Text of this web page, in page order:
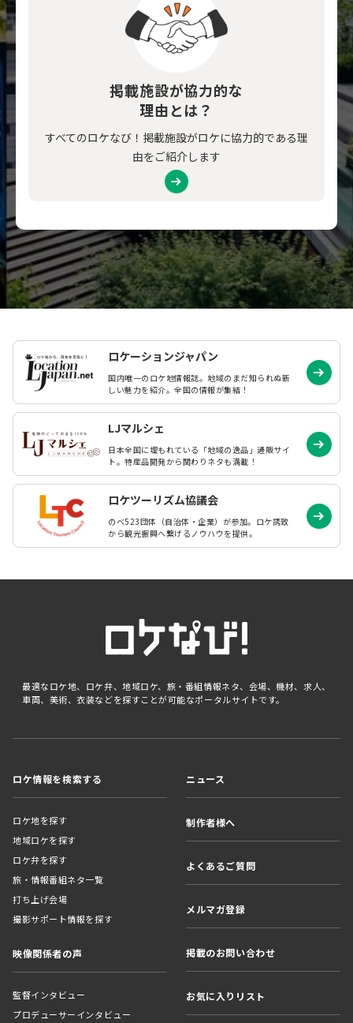
掲載施設が協力的な
理由とは？
すべてのロケなび！掲載施設がロケに協力的である理
由をご紹介します
ロケーションジャパン
国内唯一のロケ地情報誌。地域のまだ知られぬ新
しい魅力を紹介。全国の情報が集結！
LJマルシェ
日本全国に埋もれている「地域の逸品」通販サイ
ト。特産品開発から関わりネタも満載！
ロケツーリズム協議会
のべ523団体（自治体・企業）が参加。ロケ誘致
から観光振興へ繋げるノウハウを提供。
最適なロケ地、ロケ弁、地域ロケ、旅・番組情報ネタ、会場、機材、求人、
車両、美術、衣装などを探すことが可能なポータルサイトです。
ロケ情報を検索する
ロケ地を探す
地域ロケを探す
ロケ弁を探す
旅・情報番組ネタ一覧
打ち上げ会場
撮影サポート情報を探す
映像関係者の声
監督インタビュー
プロデューサーインタビュー
ニュース
制作者様へ
よくあるご質問
メルマガ登録
掲載のお問い合わせ
お気に入りリスト